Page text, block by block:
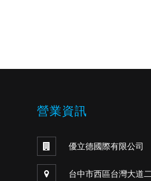
營業資訊
優立德國際有限公司
台中市西區台灣大道